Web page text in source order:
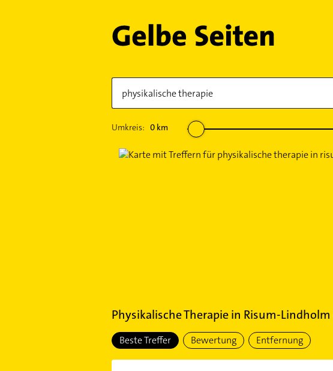
Umkreis: 0km
Physikalische Therapiein Risum-Lindholm
Beste Treffer Bewertung Entfernung